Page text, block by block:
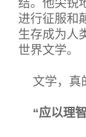
结。他尖锐
进行征服和
生存成为人
世界文学。
文学，真
“应以理